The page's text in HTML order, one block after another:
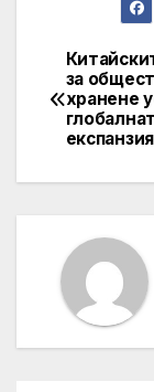
Post
за
хранене
експанзия